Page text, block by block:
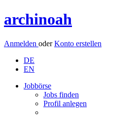
archinoah
Anmelden oderKonto erstellen
DE
EN
Jobbörse
Jobs finden
Profil anlegen